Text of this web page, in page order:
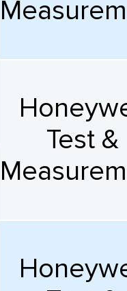
ПРОИЗВОДИТЕЛЕЙ
Test &